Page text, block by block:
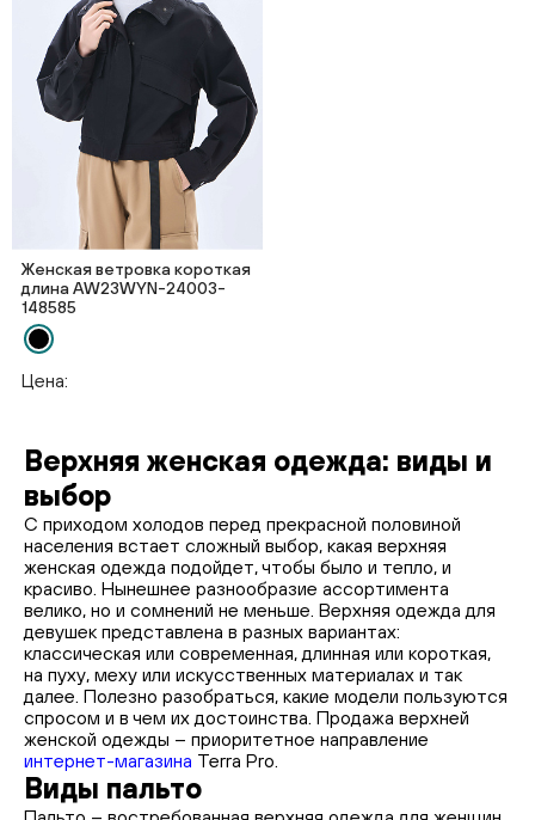
Женская ветровка короткая
длина AW23WYN-24003-
148585
Цена:
Верхняя женская одежда: виды и
выбор
С приходом холодов перед прекрасной половиной
населения встает сложный выбор, какая верхняя
женская одежда подойдет, чтобы было и тепло, и
красиво. Нынешнее разнообразие ассортимента
велико, но и сомнений не меньше. Верхняя одежда для
девушек представлена в разных вариантах:
классическая или современная, длинная или короткая,
на пуху, меху или искусственных материалах и так
далее. Полезно разобраться, какие модели пользуются
спросом и в чем их достоинства. Продажа верхней
женской одежды – приоритетное направление
интернет-магазина Terra Pro.
Виды пальто